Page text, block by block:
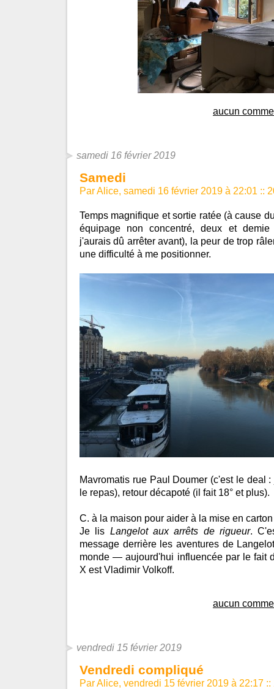
aucun
samedi 16 février 2019
Samedi
Par Alice, samedi 16 février 2019 à 22:01 ::
Temps magnifique et sortie ratée (à cause
équipage non concentré, deux et demie
j'aurais dû arrêter avant), la peur de trop
une difficulté à me positionner.
Mavromatis rue Paul Doumer (c'est le deal
le repas), retour décapoté (il fait 18° et plus).
C. à la maison pour aider à la mise en
Je lis Langelot aux arrêts de rigueur.
message derrière les aventures de
monde — aujourd'hui influencée par le fait
X est Vladimir Volkoff.
aucun
vendredi 15 février 2019
Vendredi compliqué
Par Alice, vendredi 15 février 2019 à 22:17 ::